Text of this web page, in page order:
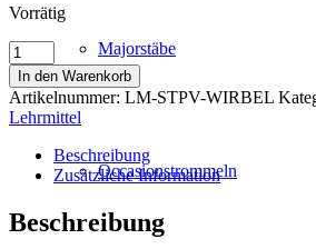
Majorstäbe
Occasionstrommeln
Vorrätig
Lehrmittel
Wirbel
Menge
In den Warenkorb
Artikelnummer: LM-STPV-WIRBEL
Lehrmittel
Beschreibung
Zusätzliche Information
Beschreibung